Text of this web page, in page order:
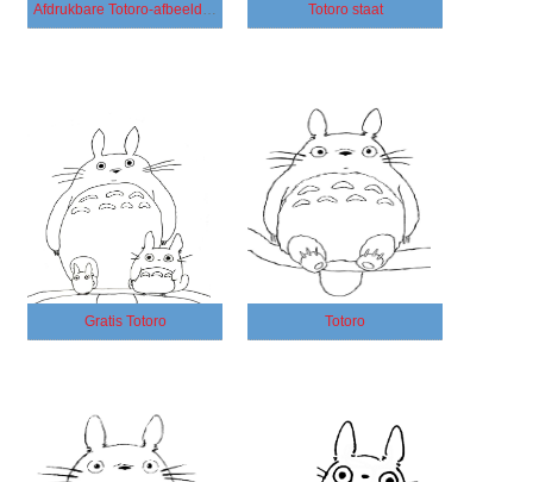
Afdrukbare Totoro-afbeelding Totoro staat
Gratis Totoro Totoro